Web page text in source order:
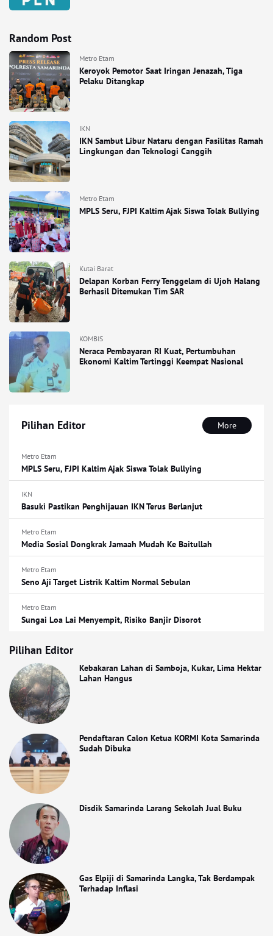
Random Post
Metro Etam
Keroyok Pemotor Saat Iringan Jenazah, Tiga
Pelaku Ditangkap
IKN
IKN Sambut Libur Nataru dengan Fasilitas Ramah
Lingkungan dan Teknologi Canggih
Metro Etam
MPLS Seru, FJPI Kaltim Ajak Siswa Tolak Bullying
Kutai Barat
Delapan Korban Ferry Tenggelam di Ujoh Halang
Berhasil Ditemukan Tim SAR
KOMBIS
Neraca Pembayaran RI Kuat, Pertumbuhan
Ekonomi Kaltim Tertinggi Keempat Nasional
Pilihan Editor More
Metro Etam
MPLS Seru, FJPI Kaltim Ajak Siswa Tolak Bullying
IKN
Basuki Pastikan Penghijauan IKN Terus Berlanjut
Metro Etam
Media Sosial Dongkrak Jamaah Mudah Ke Baitullah
Metro Etam
Seno Aji Target Listrik Kaltim Normal Sebulan
Metro Etam
Sungai Loa Lai Menyempit, Risiko Banjir Disorot
Pilihan Editor
Kebakaran Lahan di Samboja, Kukar, Lima Hektar
Lahan Hangus
Pendaftaran Calon Ketua KORMI Kota Samarinda
Sudah Dibuka
Disdik Samarinda Larang Sekolah Jual Buku
Gas Elpiji di Samarinda Langka, Tak Berdampak
Terhadap Inflasi